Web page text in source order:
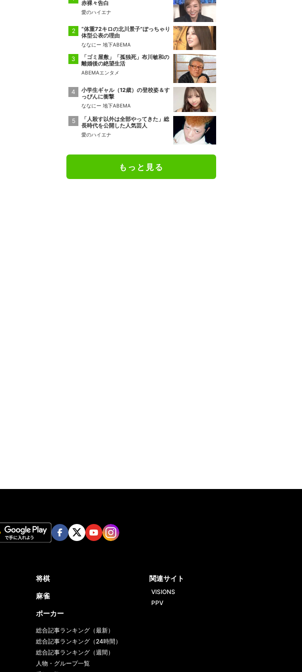
赤裸々告白
愛のハイエナ
“体重72キロの北川景子”ぽっちゃり
体型公表の理由
ななにー 地下ABEMA
「ゴミ屋敷」「孤独死」布川敏和の
離婚後の絶望生活
ABEMAエンタメ
小学生ギャル（12歳）の登校姿＆す
っぴんに衝撃
ななにー 地下ABEMA
「人殺す以外は全部やってきた」総
長時代を公開した人気芸人
愛のハイエナ
もっと見る
将棋
麻雀
ポーカー
総合記事ランキング（最新）
総合記事ランキング（24時間）
総合記事ランキング（週間）
人物・グループ一覧
関連サイト
VISIONS
PPV